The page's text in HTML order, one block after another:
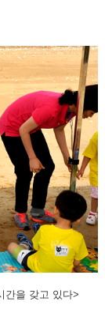
간을 갖고 있다>